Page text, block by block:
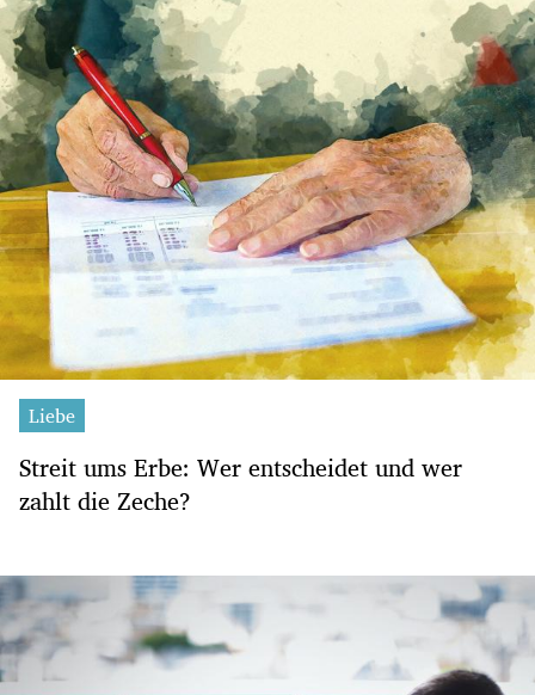
Liebe
Streit ums Erbe: Wer entscheidet und wer
zahlt die Zeche?